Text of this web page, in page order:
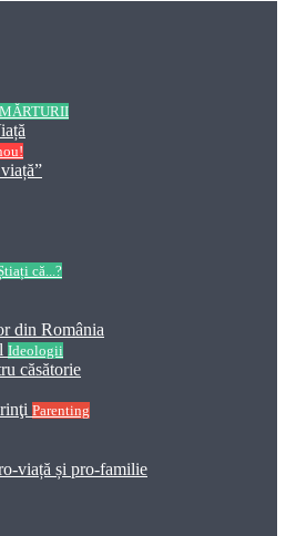
MĂRTURII
că...?
din România
Ideologii
căsătorie
Parenting
viață și pro-familie